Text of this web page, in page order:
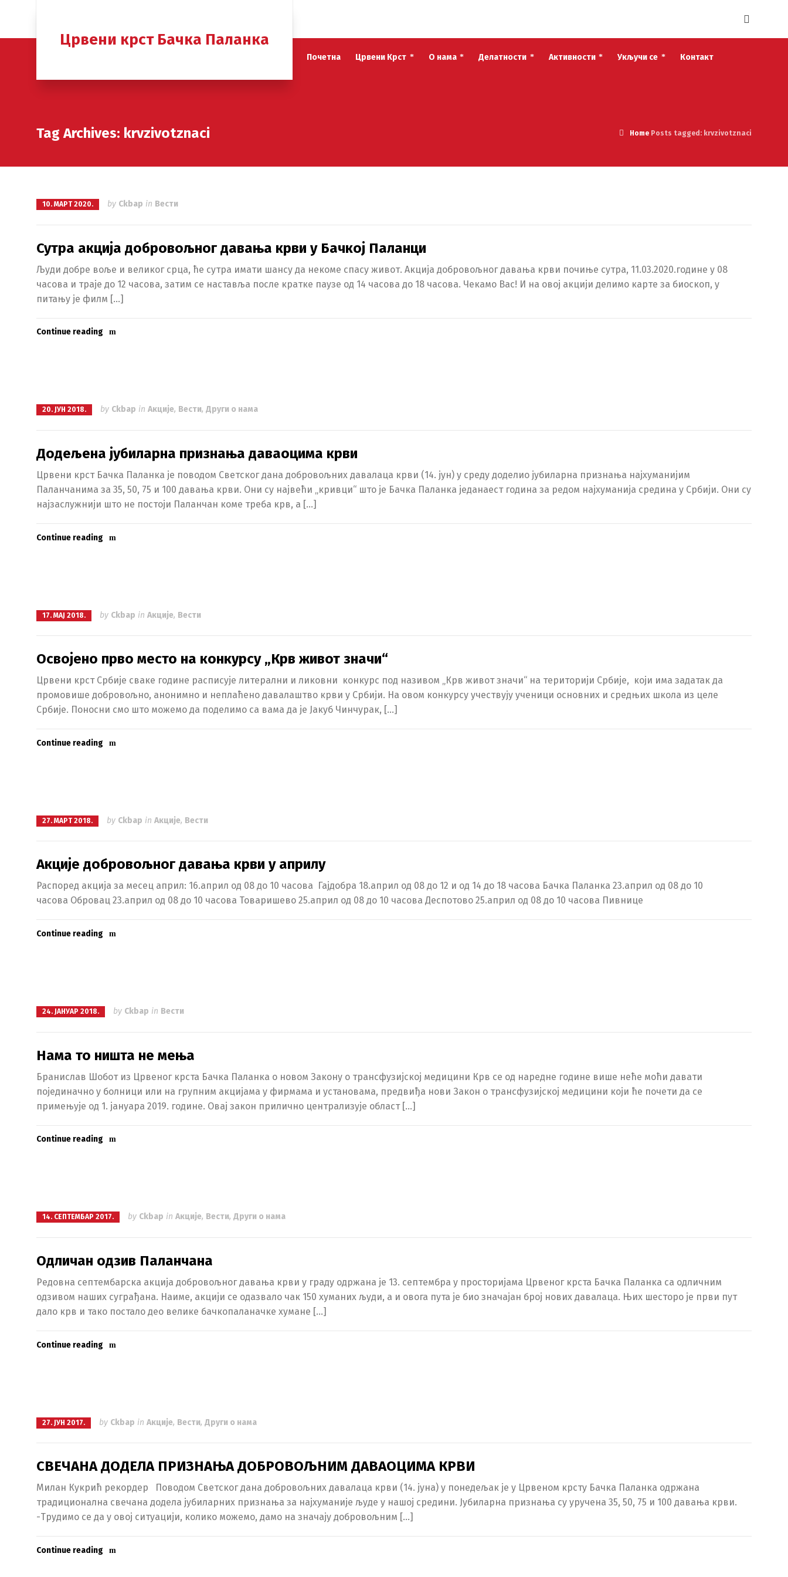
Црвени крст Бачка Паланка
Почетна Црвени Крст О нама Делатности Активности Укључи се Контакт
Tag Archives: krvzivotznaci Home Posts tagged: krvzivotznaci
10. МАРТ 2020. by Ckbap in Вести
Сутра акција добровољног давања крви у Бачкој Паланци
Људи добре воље и великог срца, ће сутра имати шансу да некоме спасу живот. Акција добровољног давања крви почиње сутра, 11.03.2020.године у 08
часова и траје до 12 часова, затим се наставља после кратке паузе од 14 часова до 18 часова. Чекамо Вас! И на овој акцији делимо карте за биоскоп, у
питању је филм […]
Continue reading
20. ЈУН 2018. by Ckbap in Акције, Вести, Други о нама
Додељена јубиларна признања даваоцима крви
Црвени крст Бачка Паланка је поводом Светског дана добровољних давалаца крви (14. јун) у среду доделио јубиларна признања најхуманијим
Паланчанима за 35, 50, 75 и 100 давања крви. Они су највећи „кривци“ што је Бачка Паланка једанаест година за редом најхуманија средина у Србији. Они су
најзаслужнији што не постоји Паланчан коме треба крв, а […]
Continue reading
17. МАЈ 2018. by Ckbap in Акције, Вести
Освојено прво место на конкурсу „Крв живот значи“
Црвени крст Србије сваке године расписује литерални и ликовни конкурс под називом „Крв живот значи“ на територији Србије, који има задатак да
промовише добровољно, анонимно и неплаћено давалаштво крви у Србији. На овом конкурсу учествују ученици основних и средњих школа из целе
Србије. Поносни смо што можемо да поделимо са вама да је Јакуб Чинчурак, […]
Continue reading
27. МАРТ 2018. by Ckbap in Акције, Вести
Акције добровољног давања крви у априлу
Распоред акција за месец април: 16.април од 08 до 10 часова Гајдобра 18.април од 08 до 12 и од 14 до 18 часова Бачка Паланка 23.април од 08 до 10
часова Обровац 23.април од 08 до 10 часова Товаришево 25.април од 08 до 10 часова Деспотово 25.април од 08 до 10 часова Пивнице
Continue reading
24. ЈАНУАР 2018. by Ckbap in Вести
Нама то ништа не мења
Бранислав Шобот из Црвеног крста Бачка Паланка о новом Закону о трансфузијској медицини Крв се од наредне године више неће моћи давати
појединачно у болници или на групним акцијама у фирмама и установама, предвиђа нови Закон о трансфузијској медицини који ће почети да се
примењује од 1. јануара 2019. године. Овај закон прилично централизује област […]
Continue reading
14. СЕПТЕМБАР 2017. by Ckbap in Акције, Вести, Други о нама
Одличан одзив Паланчана
Редовна септембарска акција добровољног давања крви у граду одржана је 13. септембра у просторијама Црвеног крста Бачка Паланка са одличним
одзивом наших суграђана. Наиме, акцији се одазвало чак 150 хуманих људи, а и овога пута је био значајан број нових давалаца. Њих шесторо је први пут
дало крв и тако постало део велике бачкопаланачке хумане […]
Continue reading
27. ЈУН 2017. by Ckbap in Акције, Вести, Други о нама
СВЕЧАНА ДОДЕЛА ПРИЗНАЊА ДОБРОВОЉНИМ ДАВАОЦИМА КРВИ
Милан Кукрић рекордер Поводом Светског дана добровољних давалаца крви (14. јуна) у понедељак је у Црвеном крсту Бачка Паланка одржана
традиционална свечана додела јубиларних признања за најхуманије људе у нашој средини. Јубиларна признања су уручена 35, 50, 75 и 100 давања крви.
-Трудимо се да у овој ситуацији, колико можемо, дамо на значају добровољним […]
Continue reading